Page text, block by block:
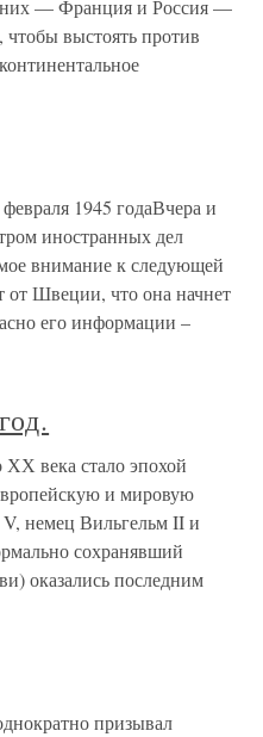
них — Франция и Россия —
выстоять против
1945 годаВчера и
иностранных дел
внимание к следующей
Швеции, что она начнет
его информации –
века стало эпохой
и мировую
немец Вильгельм II и
сохранявший
оказались последним
призывал